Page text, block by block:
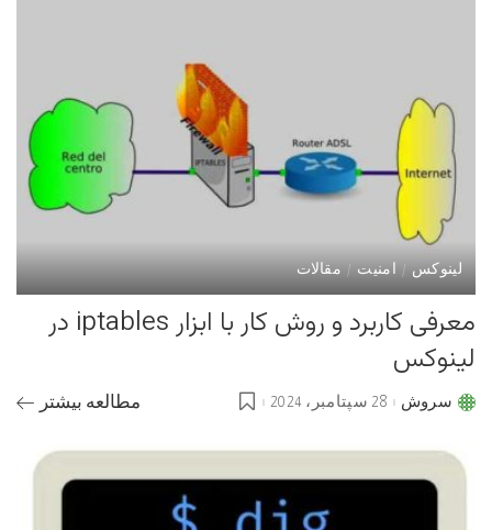
لینوکس امنیت مقالات
معرفی کاربرد و روش کار با ابزار iptables در
لینوکس
Postedسروش 28 سپتامبر، 2024 مطالعه بیشتر